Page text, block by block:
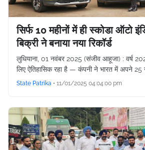
सिर्फ 10 महीनों में ही स्‍कोडा ऑटो
बिक्री ने बनाया नया रिकॉर्ड
लुधियाना, 01 नवंबर 2025 (संजीव आहूजा) : वर्ष
लिए ऐतिहासिक रहा है — कंपनी ने भारत में अपने 25
State Patrika • 11/01/2025 04:04:00 pm